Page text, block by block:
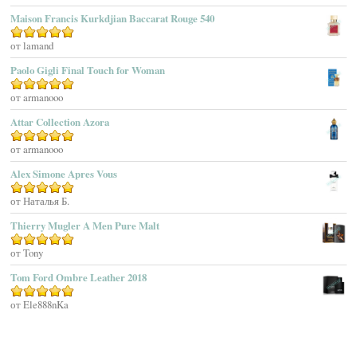
Afnan Perfumes
Agatha Ruiz De La Prada
Agatho Parfum
Agent Provocateur
Agnes B
Agonist
Ahjaar
Aigner
Aj Arabia (Widian)
Ajmal
Akro
Al Hamatt
Al Haramain
Al-Jazeera
Maison Francis Kurkdjian Baccarat Rouge 540
Оценка5из 5
от lamand
Paolo Gigli Final Touch for Woman
Оценка5из 5
от armanooo
Attar Collection Azora
Оценка5из 5
от armanooo
Alex Simone Apres Vous
Оценка5из 5
от Наталья Б.
Thierry Mugler A Men Pure Malt
Оценка
от Tony
Tom Ford Ombre Leather 2018
Оценка5из 5
от Ele888nKa